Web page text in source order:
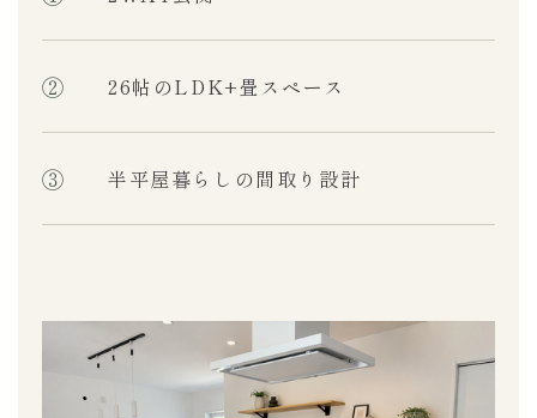
② 26帖のLDK+畳スペース
③ 半平屋暮らしの間取り設計